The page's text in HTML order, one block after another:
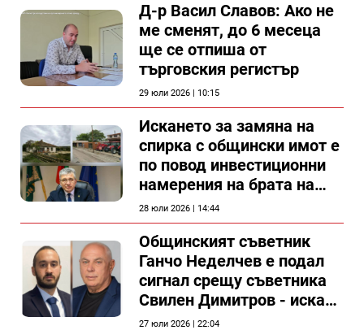
Д-р Васил Славов: Ако не
ме сменят, до 6 месеца
ще се отпиша от
търговския регистър
29 юли 2026 | 10:15
Искането за замяна на
спирка с общински имот е
по повод инвестиционни
намерения на брата на
председателя на
Общински съвет Силистра
28 юли 2026 | 14:44
Общинският съветник
Ганчо Неделчев е подал
сигнал срещу съветника
Свилен Димитров - иска
етичната комисия на
27 юли 2026 | 22:04